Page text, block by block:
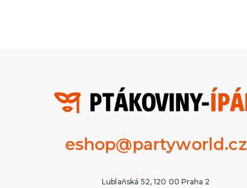
eshop@partyworld.cz
Lublaňská 52, 120 00 Praha 2